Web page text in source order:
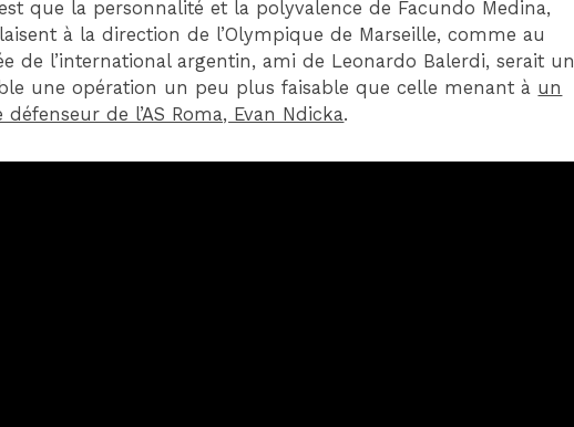
que la personnalité et la polyvalence de Facundo Medina,
à la direction de l’Olympique de Marseille, comme au
de l’international argentin, ami de Leonardo Balerdi, serait un
une opération un peu plus faisable que celle menant à un
de l’AS Roma, Evan Ndicka.